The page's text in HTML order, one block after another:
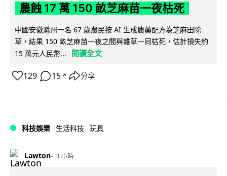
農蝕 17 萬 150 畝芝麻苗一夜枯死
中國安徽滁州一名 67 歲農民按 AI 生成農藥配方為芝麻田除
草，結果 150 畝芝麻苗一夜之間與雜草一同枯死，估計損失約
15 萬元人民幣...
閱讀全文
129 15 ↗ 分享
科技娛樂 生活科技 玩具
Lawton 3 小時